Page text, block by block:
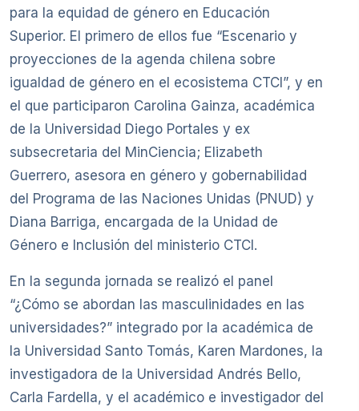
para la equidad de género en Educación
Superior. El primero de ellos fue “Escenario y
proyecciones de la agenda chilena sobre
igualdad de género en el ecosistema CTCI”, y en
el que participaron Carolina Gainza, académica
de la Universidad Diego Portales y ex
subsecretaria del MinCiencia; Elizabeth
Guerrero, asesora en género y gobernabilidad
del Programa de las Naciones Unidas (PNUD) y
Diana Barriga, encargada de la Unidad de
Género e Inclusión del ministerio CTCI.
En la segunda jornada se realizó el panel
“¿Cómo se abordan las masculinidades en las
universidades?” integrado por la académica de
la Universidad Santo Tomás, Karen Mardones, la
investigadora de la Universidad Andrés Bello,
Carla Fardella, y el académico e investigador del